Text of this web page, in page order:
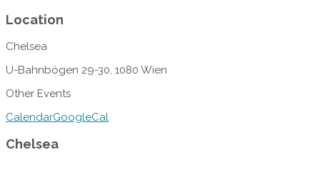
Location
Chelsea
U-Bahnbögen 29-30, 1080 Wien
Other Events
CalendarGoogleCal
Chelsea